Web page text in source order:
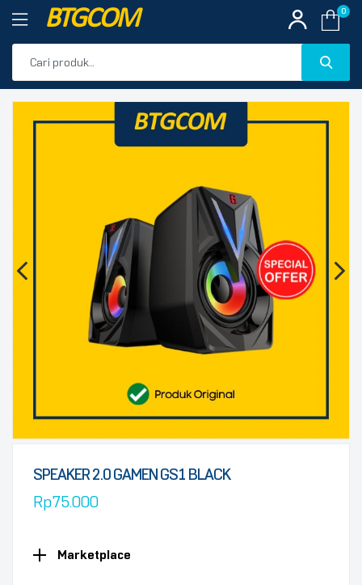
BTGCOM 0
PRODUK UNGGULAN
🔍
SPEAKER 2.0 GAMEN GS1 BLACK
Rp75.000
Marketplace